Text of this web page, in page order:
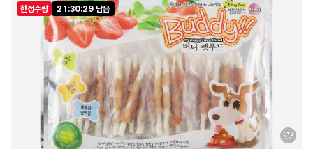
한정수량 21:30:28 남음